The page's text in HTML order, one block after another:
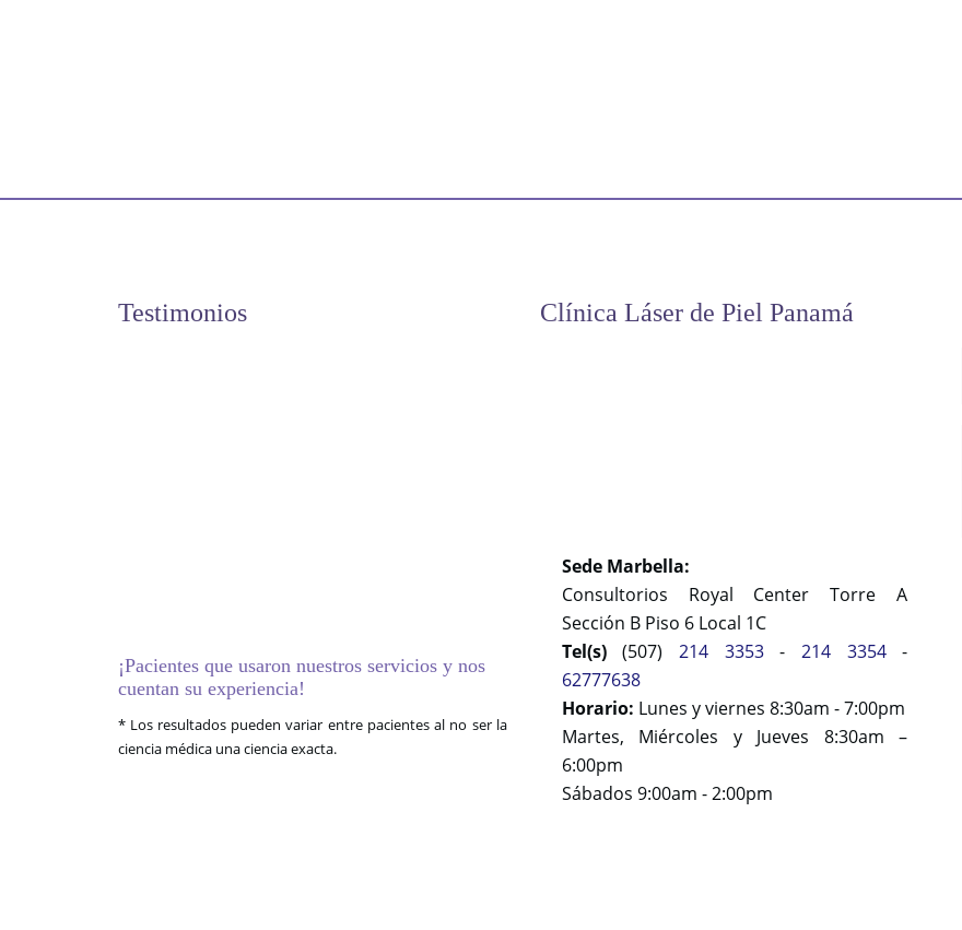
Testimonios
¡Pacientes que usaron nuestros servicios y nos
cuentan su experiencia!
* Los resultados pueden variar entre pacientes al no ser la
ciencia médica una ciencia exacta.
Clínica Láser de Piel Panamá
Sede Marbella:
Consultorios Royal Center Torre A
Sección B Piso 6 Local 1C
Tel(s)(507)214 3353- 214 3354-
62777638
Horario: Lunes y viernes 8:30am - 7:00pm
Martes, Miércoles y Jueves 8:30am –
6:00pm
Sábados 9:00am - 2:00pm